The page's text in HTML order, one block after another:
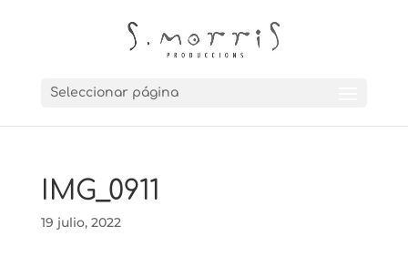
Seleccionar página
IMG_0911
19 julio, 2022